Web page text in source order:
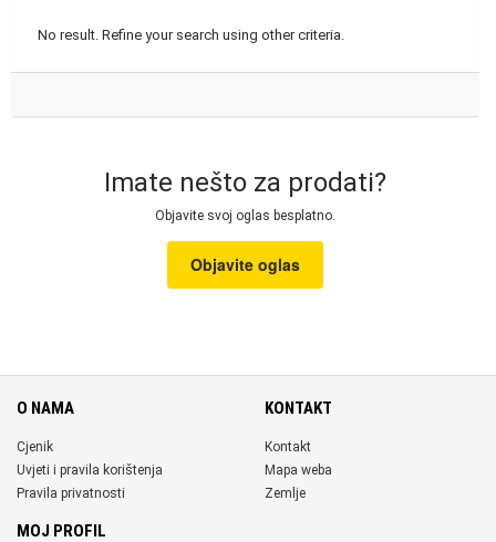
No result. Refine your search using other criteria.
Imate nešto za prodati?
Objavite svoj oglas besplatno.
Objavite oglas
O NAMA
Cjenik
Uvjeti i pravila korištenja
Pravila privatnosti
KONTAKT
Kontakt
Mapa weba
Zemlje
MOJ PROFIL